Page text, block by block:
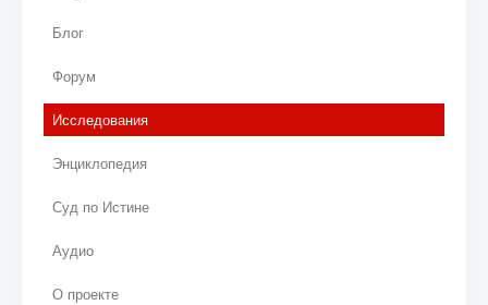
Блог
Форум
Исследования
Энциклопедия
Суд по Истине
Аудио
О проекте